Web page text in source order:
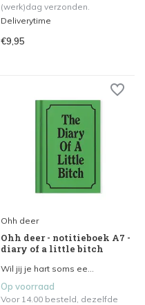
(werk)dag verzonden.
Deliverytime
€9,95
Ohh deer
Ohh deer - notitieboek A7 -
diary of a little bitch
Wil jij je hart soms ee...
Op voorraad
Voor 14.00 besteld, dezelfde